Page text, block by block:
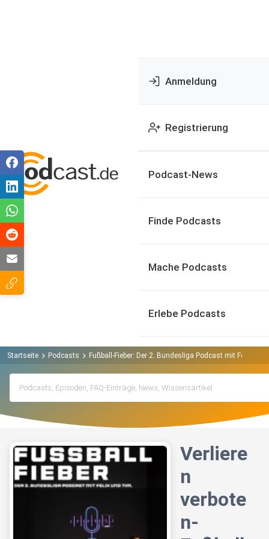
Anmeldung
Registrierung
Podcast-News
Finde Podcasts
Mache Podcasts
Erlebe Podcasts
Startseite Podcasts Fußball-Fieber: Der 2. Bundesliga Podcast mit Felix
Verliere
n
verbote
n-